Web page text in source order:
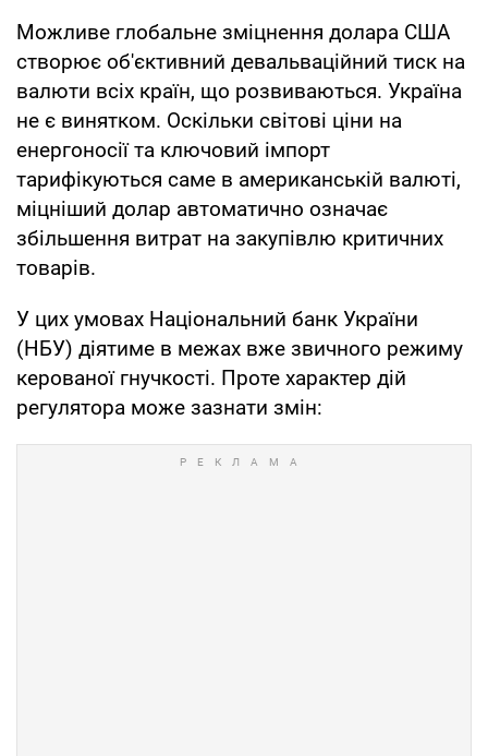
Можливе глобальне зміцнення долара США
створює об'єктивний девальваційний тиск на
валюти всіх країн, що розвиваються. Україна
не є винятком. Оскільки світові ціни на
енергоносії та ключовий імпорт
тарифікуються саме в американській валюті,
міцніший долар автоматично означає
збільшення витрат на закупівлю критичних
товарів.
У цих умовах Національний банк України
(НБУ) діятиме в межах вже звичного режиму
керованої гнучкості. Проте характер дій
регулятора може зазнати змін: